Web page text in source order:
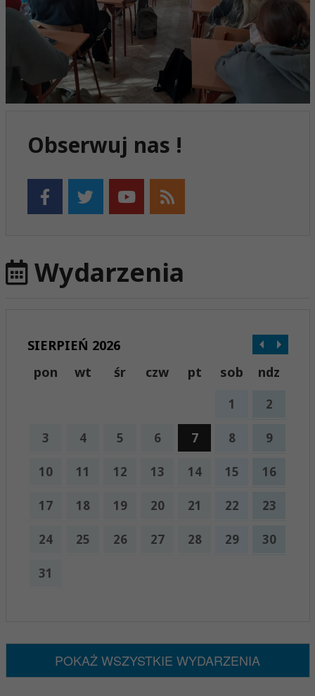
Obserwuj nas !
Wydarzenia
SIERPIEŃ 2026
pon
wt śr czw pt sob ndz
1 2
3 4 5 6 7 8 9
10 11 12 13 14 15 16
17 18 19 20 21 22 23
24 25 26 27 28 29 30
31
POKAŻ WSZYSTKIE WYDARZENIA